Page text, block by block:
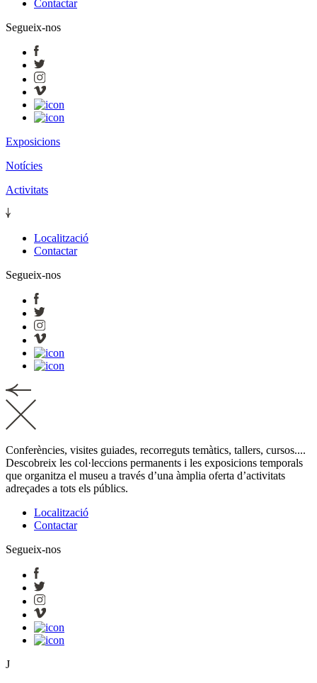
Contactar
Segueix-nos
Exposicions
Notícies
Activitats
Localització
Contactar
Segueix-nos
Conferències, visites guiades, recorreguts temàtics, tallers, cursos....
Descobreix les col·leccions permanents i les exposicions temporals
que organitza el museu a través d’una àmplia oferta d’activitats
adreçades a tots els públics.
Localització
Contactar
Segueix-nos
J